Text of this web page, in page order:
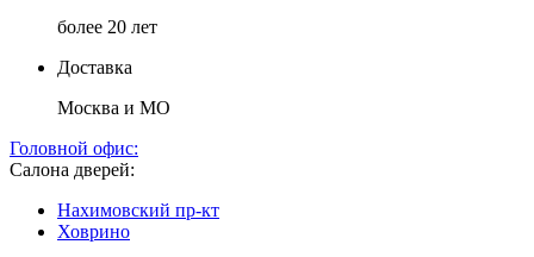
более 20 лет
Доставка
Москва и МО
Головной офис:
Салона дверей:
Нахимовский пр-кт
Ховрино